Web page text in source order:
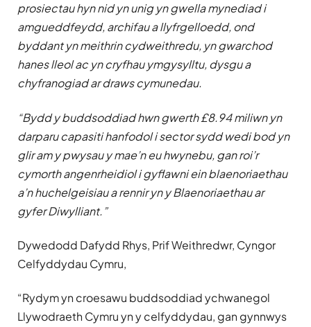
prosiectau hyn nid yn unig yn gwella mynediad i
amgueddfeydd, archifau a llyfrgelloedd, ond
byddant yn meithrin cydweithredu, yn gwarchod
hanes lleol ac yn cryfhau ymgysylltu, dysgu a
chyfranogiad ar draws cymunedau.
“Bydd y buddsoddiad hwn gwerth £8.94 miliwn yn
darparu capasiti hanfodol i sector sydd wedi bod yn
glir am y pwysau y mae’n eu hwynebu, gan roi’r
cymorth angenrheidiol i gyflawni ein blaenoriaethau
a’n huchelgeisiau a rennir yn y Blaenoriaethau ar
gyfer Diwylliant.”
Dywedodd Dafydd Rhys, Prif Weithredwr, Cyngor
Celfyddydau Cymru,
“Rydym yn croesawu buddsoddiad ychwanegol
Llywodraeth Cymru yn y celfyddydau, gan gynnwys